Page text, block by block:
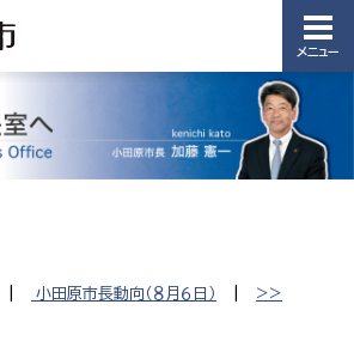
メニュー
小田原市長動向（８月６日） >>